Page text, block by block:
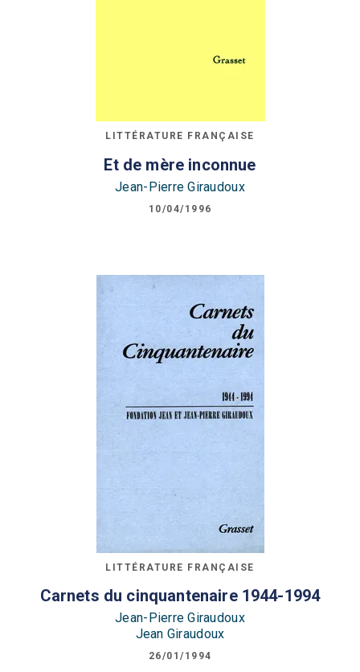
LITTÉRATURE FRANÇAISE
Et de mère inconnue
Jean-Pierre Giraudoux
10/04/1996
LITTÉRATURE FRANÇAISE
Carnets du cinquantenaire 1944-1994
Jean-Pierre Giraudoux
Jean Giraudoux
26/01/1994